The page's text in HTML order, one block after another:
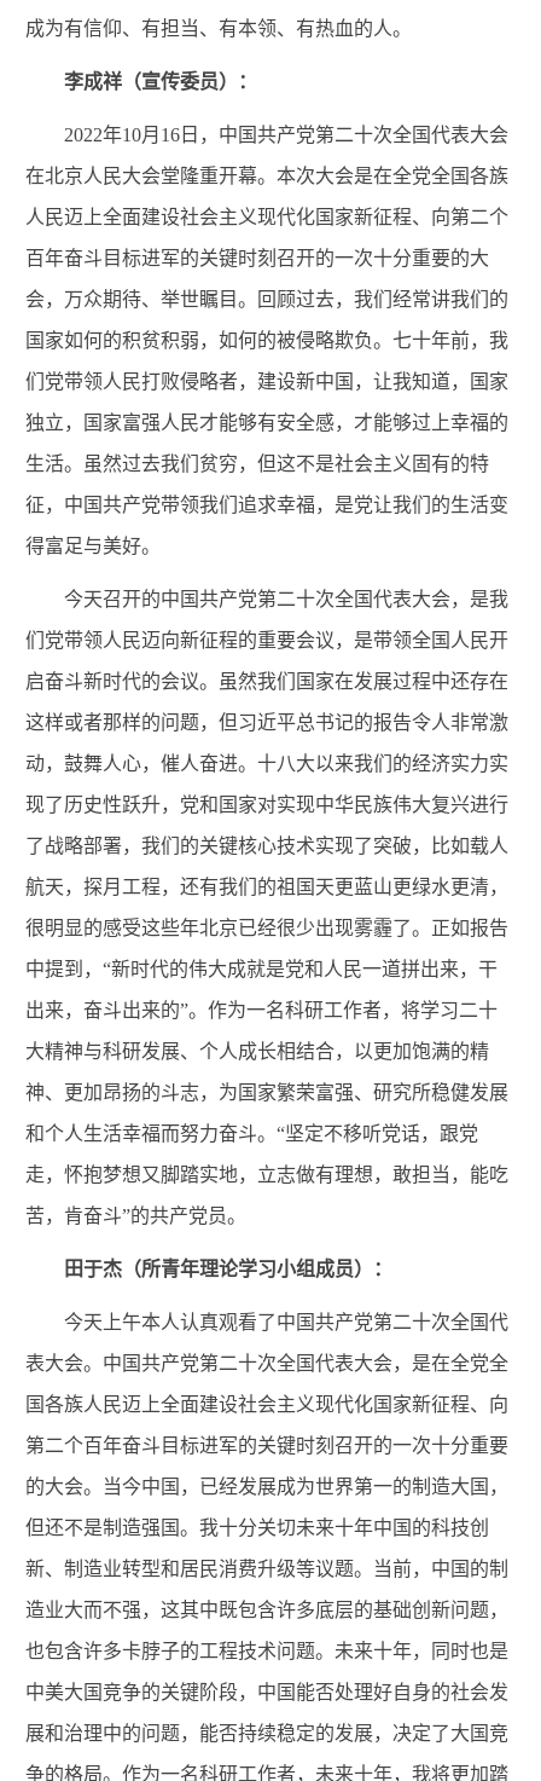
成为有信仰、有担当、有本领、有热血的人。
李成祥（宣传委员）：
2022年10月16日，中国共产党第二十次全国代表大会
在北京人民大会堂隆重开幕。 本次大会是在全党全国各族
人民迈上全面建设社会主义现代化国家新征程、向第二个
百年奋斗目标进军的关键时刻召开的一次十分重要的大
会，万众期待、举世瞩目。
回顾过去，我们经常讲我们的
国家如何的积贫积弱，如何的被侵略欺负。七十年前，我
们党带领人民打败侵略者，建设新中国，让我知道，国家
独立，国家富强人民才能够有安全感，才能够过上幸福的
生活。虽然过去我们贫穷，但这不是社会主义固有的特
征，中国共产党带领我们追求幸福，是党让我们的生活变
得富足与美好。
今天召开的中国共产党第二十次全国代表大会，是我
们党带领人民迈向新征程的重要会议，是带领全国人民开
启奋斗新时代的会议。虽然我们国家在发展过程中还存在
这样或者那样的问题，但习近平总书记的报告令人非常激
动，鼓舞人心，催人奋进。十八大以来我们的经济实力实
现了历史性跃升，党和国家对实现中华民族伟大复兴进行
了战略部署，我们的关键核心技术实现了突破，比如载人
航天，探月工程，还有我们的祖国天更蓝山更绿水更清，
很明显的感受这些年北京已经很少出现雾霾了。正如报告
中提到，“新时代的伟大成就是党和人民一道拼出来，干
出来，奋斗出来的”。作为一名科研工作者， 将学习二十
大精神与科研发展、个人成长相结合，以更加饱满的精
神、更加昂扬的斗志，为国家繁荣富强、 研究所稳健发展
和个人生活幸福而努力奋斗。 “坚定不移听党话，跟党
走，怀抱梦想又脚踏实地，立志做有理想，敢担当，能吃
苦，肯奋斗”的共产党员。
田于杰（所青年理论学习小组成员）：
今天上午本人认真观看了中国共产党第二十次全国代
表大会。中国共产党第二十次全国代表大会，是在全党全
国各族人民迈上全面建设社会主义现代化国家新征程、向
第二个百年奋斗目标进军的关键时刻召开的一次十分重要
的大会。当今中国，已经发展成为世界第一的制造大国，
但还不是制造强国。我十分关切未来十年中国的科技创
新、制造业转型和居民消费升级等议题。当前，中国的制
造业大而不强，这其中既包含许多底层的基础创新问题，
也包含许多卡脖子的工程技术问题。未来十年，同时也是
中美大国竞争的关键阶段，中国能否处理好自身的社会发
展和治理中的问题，能否持续稳定的发展，决定了大国竞
争的格局。作为一名科研工作者，未来十年，我将更加踏